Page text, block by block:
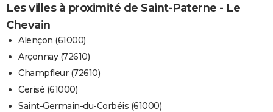
Les villes à proximité de Saint-Paterne - Le
Chevain
Alençon (61000)
Arçonnay (72610)
Champfleur (72610)
Cerisé (61000)
Saint-Germain-du-Corbéis (61000)